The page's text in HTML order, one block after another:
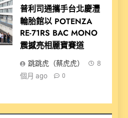
普利司通攜手台北慶灃
輪胎館以 POTENZA
RE-71RS BAC MONO
震撼亮相麗寶賽道
跳跳虎（蔡虎虎）
8
個月 ago
0